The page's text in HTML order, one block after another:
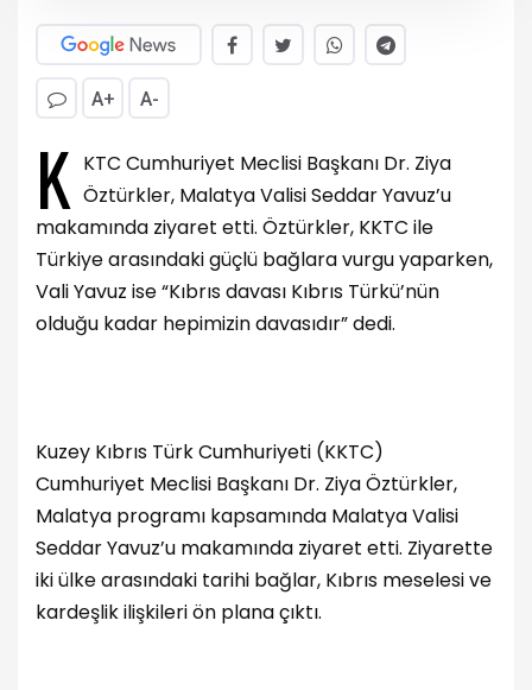
A+ A-
K KTC Cumhuriyet Meclisi Başkanı Dr. Ziya
Öztürkler, Malatya Valisi Seddar Yavuz’u
makamında ziyaret etti. Öztürkler, KKTC ile
Türkiye arasındaki güçlü bağlara vurgu yaparken,
Vali Yavuz ise “Kıbrıs davası Kıbrıs Türkü’nün
olduğu kadar hepimizin davasıdır” dedi.
Kuzey Kıbrıs Türk Cumhuriyeti (KKTC)
Cumhuriyet Meclisi Başkanı Dr. Ziya Öztürkler,
Malatya programı kapsamında Malatya Valisi
Seddar Yavuz’u makamında ziyaret etti. Ziyarette
iki ülke arasındaki tarihi bağlar, Kıbrıs meselesi ve
kardeşlik ilişkileri ön plana çıktı.